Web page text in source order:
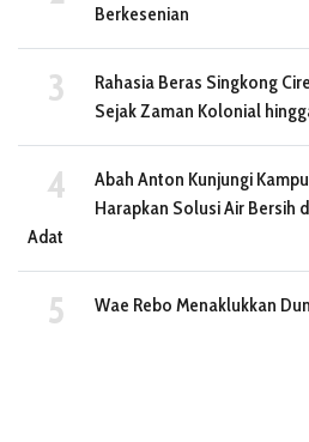
Berkesenian
Rahasia Beras Singkong
Sejak Zaman Kolonial
Abah Anton Kunjungi
Harapkan Solusi Air Bersih
Adat
Wae Rebo Menaklukkan